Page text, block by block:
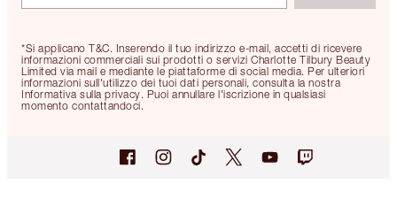
*Si applicano T&C. Inserendo il tuo indirizzo e-mail, accetti di ricevere
informazioni commerciali sui prodotti o servizi Charlotte Tilbury Beauty
Limited via mail e mediante le piattaforme di social media. Per ulteriori
informazioni sull'utilizzo dei tuoi dati personali, consulta la nostra
Informativa sulla privacy. Puoi annullare l'iscrizione in qualsiasi
momento contattandoci.